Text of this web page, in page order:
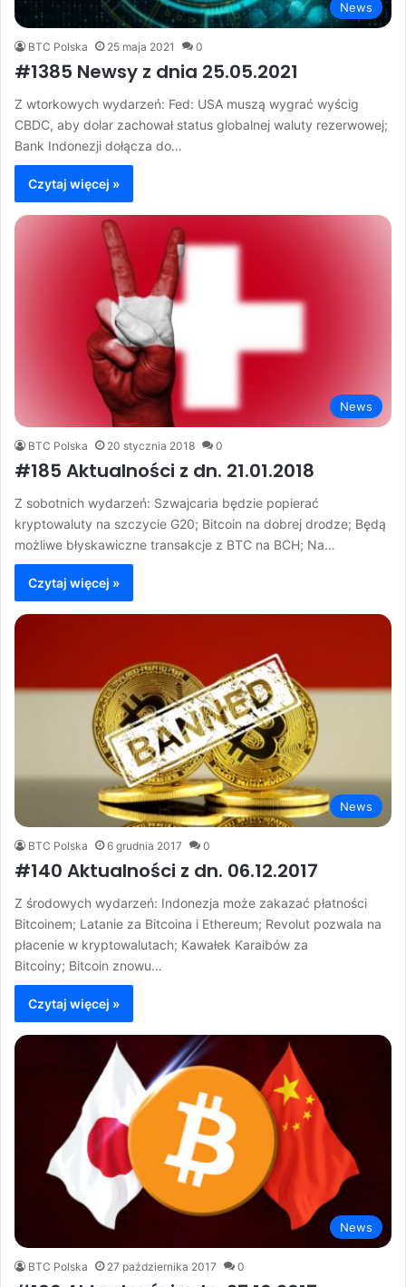
News
BTC Polska 25 maja 2021 0
#1385 Newsy z dnia 25.05.2021
Z wtorkowych wydarzeń: Fed: USA muszą wygrać wyścig
CBDC, aby dolar zachował status globalnej waluty rezerwowej;
Bank Indonezji dołącza do…
Czytaj więcej »
News
BTC Polska 20 stycznia 2018 0
#185 Aktualności z dn. 21.01.2018
Z sobotnich wydarzeń: Szwajcaria będzie popierać
kryptowaluty na szczycie G20; Bitcoin na dobrej drodze; Będą
możliwe błyskawiczne transakcje z BTC na BCH; Na…
Czytaj więcej »
News
BTC Polska 6 grudnia 2017 0
#140 Aktualności z dn. 06.12.2017
Z środowych wydarzeń: Indonezja może zakazać płatności
Bitcoinem; Latanie za Bitcoina i Ethereum; Revolut pozwala na
płacenie w kryptowalutach; Kawałek Karaibów za
Bitcoiny; Bitcoin znowu…
Czytaj więcej »
News
BTC Polska 27 października 2017 0